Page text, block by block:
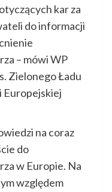
kar za
do informacji
– mówi WP
Zielonego Ładu
Europejskiej
na coraz
do
w Europie. Na
względem